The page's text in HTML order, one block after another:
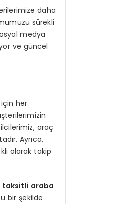
daha
sürekli
medya
ve güncel
için her
araç
Ayrıca,
olarak takip
taksitli araba
bir şekilde